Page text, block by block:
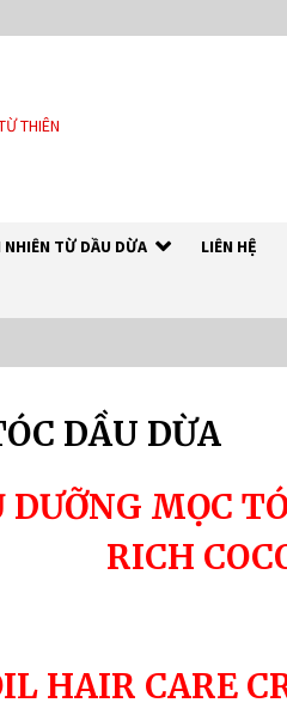
THIÊN
NHIÊN TỪ DẦU DỪA LIÊN HỆ
DẦU DỪA NGUYÊN CHẤT
COCO
SẢN
DÙNG
DẦU DỪA
DƯỠNG MỌC
RICH
HAIR CARE